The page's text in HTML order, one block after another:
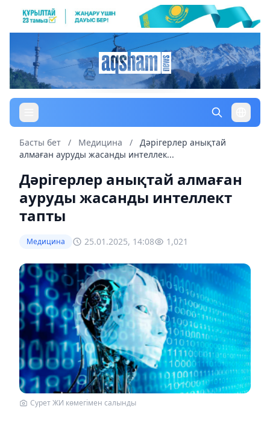
Басты бет / Медицина /
Дәрігерлер анықтай
алмаған ауруды жасанды интеллек...
Дәрігерлер анықтай алмаған
ауруды жасанды интеллект
тапты
Медицина 25.01.2025, 14:08 1,021
Сурет ЖИ көмегімен салынды